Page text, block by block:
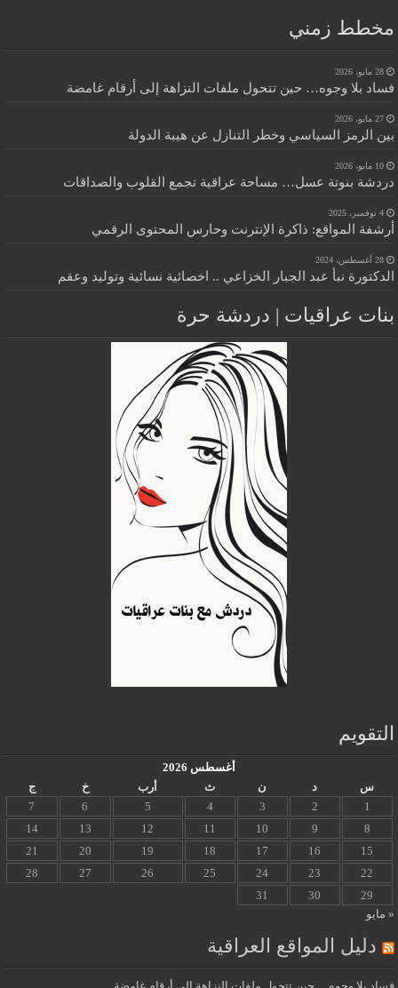
مخطط زمني
28 مايو، 2026
فساد بلا وجوه… حين تتحول ملفات النزاهة إلى أرقام غامضة
27 مايو، 2026
بين الرمز السياسي وخطر التنازل عن هيبة الدولة
10 مايو، 2026
دردشة بنوتة عسل… مساحة عراقية تجمع القلوب والصداقات
4 نوفمبر، 2025
أرشفة المواقع: ذاكرة الإنترنت وحارس المحتوى الرقمي
28 أغسطس، 2024
الدكتورة نبأ عبد الجبار الخزاعي .. اخصائية نسائية وتوليد وعقم
بنات عراقيات | دردشة حرة
التقويم
أغسطس 2026
س
د ن ث أرب خ
ج
1
2
3
4
5
6
7
8
9
10
11
12
13
14
15
16
17
18
19
20
21
22
23
24
25
26
27
28
29
30
31
« مايو
دليل المواقع العراقية